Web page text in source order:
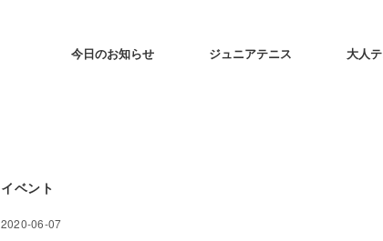
今日のお知らせ ジュニアテニス 大人
イベント
2020-06-07